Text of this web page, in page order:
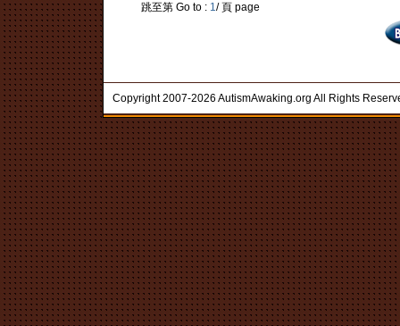
跳至第 Go to : 1/ 頁 page
Copyright 2007-2026 AutismAwaking.org All Rights